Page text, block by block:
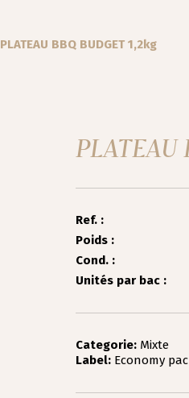
PLATEAU BBQ BUDGET 1,2kg
PLATEAU
Ref. :
Poids :
Cond. :
Unités par bac :
Categorie: Mixte
Label: Economy